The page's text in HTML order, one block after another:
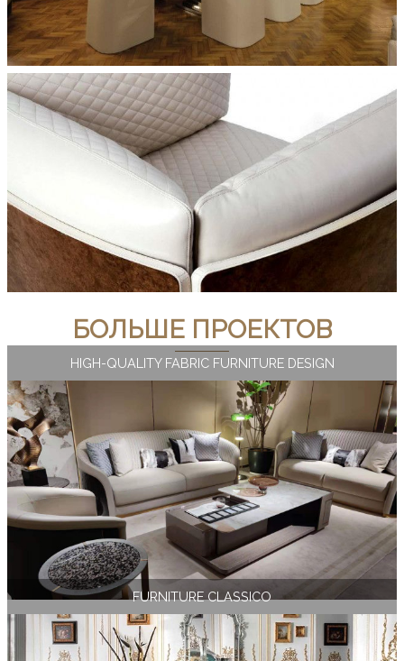
БОЛЬШЕ ПРОЕКТОВ
HIGH-QUALITY FABRIC FURNITURE DESIGN
FURNITURE CLASSICO